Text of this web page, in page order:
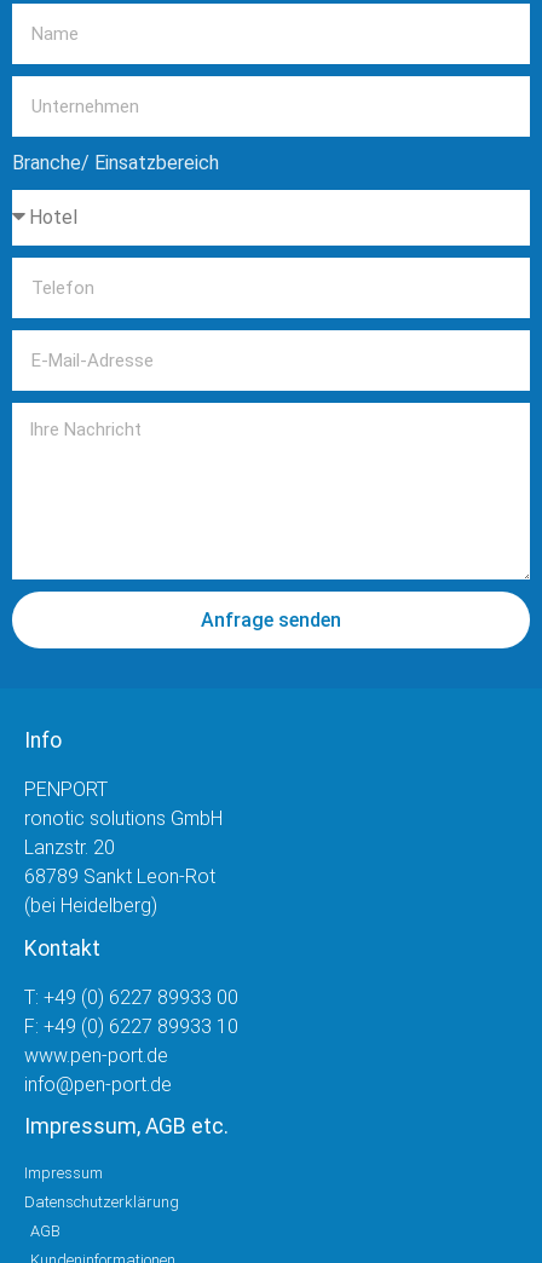
Branche/ Einsatzbereich
Anfrage senden
Info
PENPORT
ronotic solutions GmbH
Lanzstr. 20
68789 Sankt Leon-Rot
(bei Heidelberg)
Kontakt
T: +49 (0) 6227 89933 00
F: +49 (0) 6227 89933 10
www.pen-port.de
info@pen-port.de
Impressum, AGB etc.
Impressum
Datenschutzerklärung
AGB